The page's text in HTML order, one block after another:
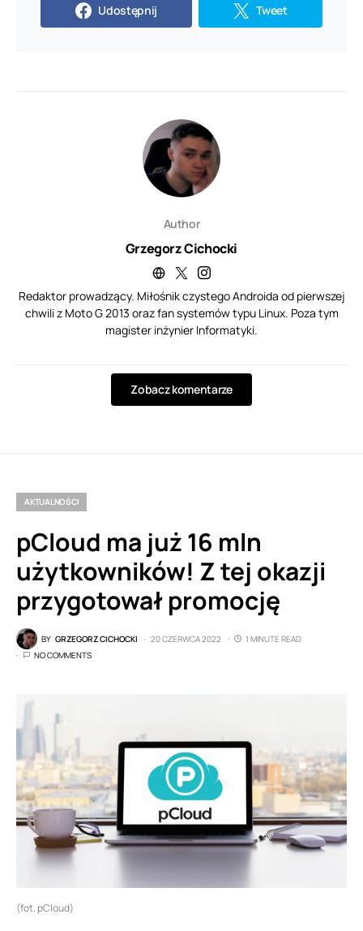
Udostępnij Tweet
Author
Grzegorz Cichocki
Redaktor prowadzący. Miłośnik czystego Androida od pierwszej
chwili z Moto G 2013 oraz fan systemów typu Linux. Poza tym
magister inżynier Informatyki.
Zobacz komentarze
AKTUALNOŚCI
pCloud ma już 16 mln
użytkowników! Z tej okazji
przygotował promocję
BY GRZEGORZ CICHOCKI 20 CZERWCA 2022
1 MINUTE READ
NO COMMENTS
(fot. pCloud)